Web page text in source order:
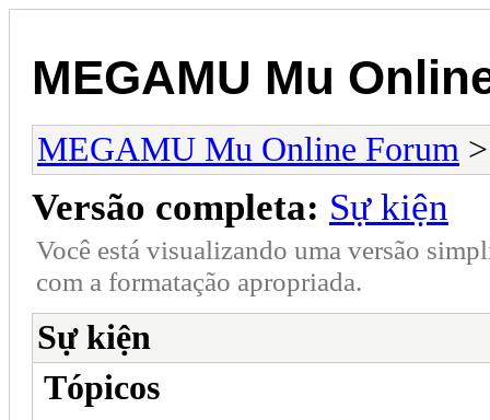
MEGAMU Mu
MEGAMU Mu Online Forum
Versão completa: Sự kiện
Você está visualizando uma versão
com a formatação apropriada.
Sự kiện
Tópicos